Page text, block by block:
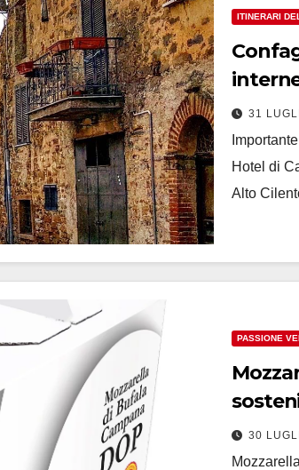
ITINERARI
31
Hotel di
Alto
PASSIONE
30